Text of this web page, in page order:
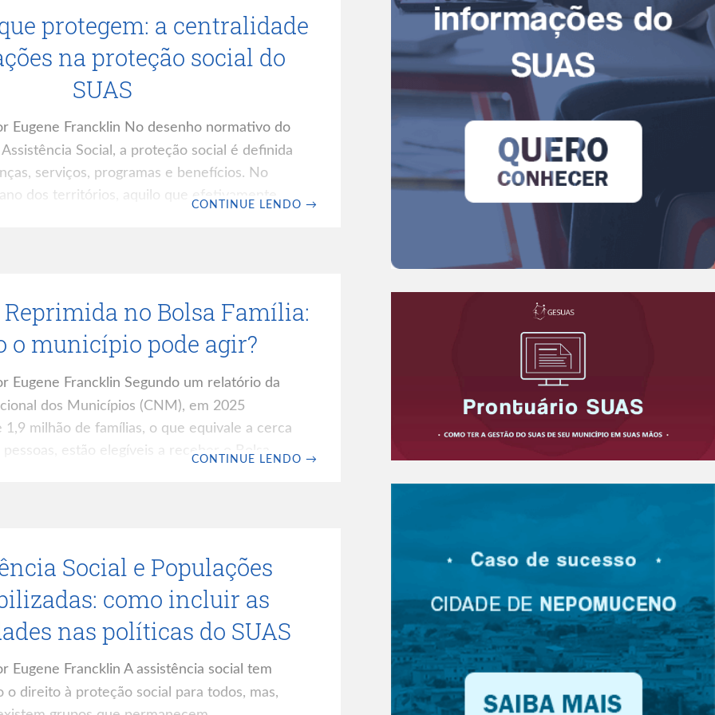
apenas um documento e
protegem: a centralidade
na proteção social do
SUAS
Eugene Francklin No desenho normativo do
Social, a proteção social é definida
serviços, programas e benefícios. No
dos territórios, aquilo que efetivamente
aparece nos relatórios, mas sem o qual
sustenta:
CONTINUE LENDO →
no Bolsa Família:
o município pode agir?
Eugene Francklin Segundo um relatório da
dos Municípios (CNM), em 2025
1,9 milhão de famílias, o que equivale a cerca
estão elegíveis a receber o Bolsa
reprimida existe? Analisar apenas o número
CONTINUE LENDO →
Social e Populações
como incluir as
nas políticas do SUAS
Eugene Francklin A assistência social tem
o direito à proteção social para todos, mas,